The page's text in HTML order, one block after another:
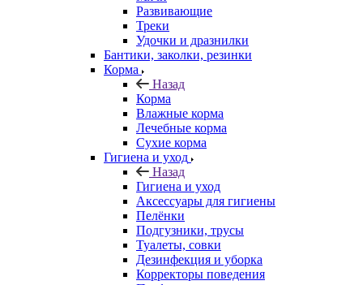
Развивающие
Треки
Удочки и дразнилки
Бантики, заколки, резинки
Корма
Назад
Корма
Влажные корма
Лечебные корма
Сухие корма
Гигиена и уход
Назад
Гигиена и уход
Аксессуары для гигиены
Пелёнки
Подгузники, трусы
Туалеты, совки
Дезинфекция и уборка
Корректоры поведения